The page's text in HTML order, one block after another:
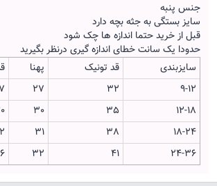
جنس پنبه
سایز بستگی به جثه بچه دارد
قبل از خرید حتما اندازه ها چک شود
حدودا یک سانت خطای اندازه گیری درنظر بگیرید
سایزبندی
قد تونیک پهنا
9-12
32
27
12-18
35
30
18-24
38
31
24-36
41
32